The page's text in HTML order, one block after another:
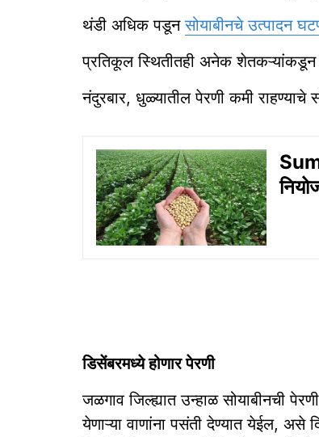
थंडी अधिक पडूनसोयाबीनचे उत्पादन
प्रतिकूल स्थितीतही अनेक शेतकऱ्यांकडून
नंदुरबार, धुळ्यातील पेरणी कमी
डिसेंबरमध्ये होणार पेरणी
जळगाव जिल्ह्यात उन्हाळ सोयाबीनची
येणाऱ्या वाणांना पसंती देण्यात येईल,